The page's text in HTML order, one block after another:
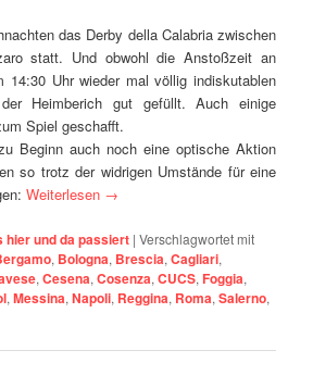
das Derby della Calabria zwischen
statt. Und obwohl die Anstoßzeit an
14:30 Uhr wieder mal völlig indiskutablen
Heimberich gut gefüllt. Auch einige
Spiel geschafft.
Beginn auch noch eine optische Aktion
so trotz der widrigen Umstände für eine
Weiterlesen →
hier und da passiert |Verschlagwortet mit
, Bologna, Brescia,Cagliari,
,Cesena,Cosenza,CUCS, Foggia,
,Messina,Napoli, Reggina, Roma,Salerno,